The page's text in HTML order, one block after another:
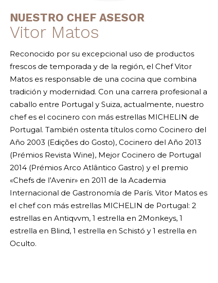
NUESTRO CHEF ASESOR
Vitor Matos
Reconocido por su excepcional uso de productos
frescos de temporada y de la región, el Chef Vitor
Matos es responsable de una cocina que combina
tradición y modernidad. Con una carrera profesional a
caballo entre Portugal y Suiza, actualmente, nuestro
chef es el cocinero con más estrellas MICHELIN de
Portugal. También ostenta títulos como Cocinero del
Año 2003 (Edições do Gosto), Cocinero del Año 2013
(Prémios Revista Wine), Mejor Cocinero de Portugal
2014 (Prémios Arco Atlântico Gastro) y el premio
«Chefs de l’Avenir» en 2011 de la Academia
Internacional de Gastronomía de París. Vitor Matos es
el chef con más estrellas MICHELIN de Portugal: 2
estrellas en Antiqvvm, 1 estrella en 2Monkeys, 1
estrella en Blind, 1 estrella en Schistó y 1 estrella en
Oculto.